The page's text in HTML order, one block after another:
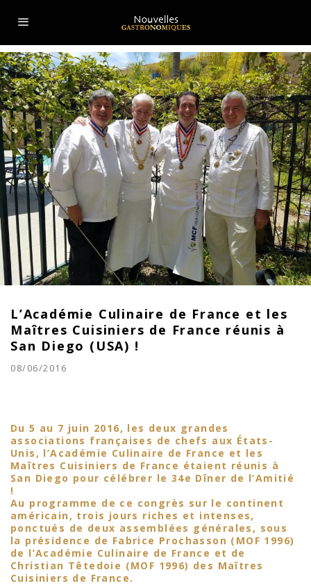
L’Académie Culinaire de France et les
Maîtres Cuisiniers de France réunis à
San Diego (USA) !
08/06/2016
Du 5 au 7 juin 2016, les deux grandes
associations françaises de chefs aux États-
Unis, l’Académie Culinaire de France et les
Maîtres Cuisiniers de France étaient réunis à
San Diego pour célébrer le 34e Dîner de l’Amitié
!
Au programme de ce congrès sur le continent
américain, trois jours riches et intenses,
ponctués de deux assemblées générales, sous
la présidence de Fabrice Prochasson (MOF 1996)
de l’Académie Culinaire de France et de
Christian Têtedoie (MOF 1996) des Maîtres
Cuisiniers de France.